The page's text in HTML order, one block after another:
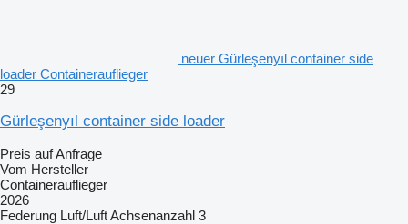
neuer Gürleşenyıl container side
loader Containerauflieger
29
Gürleşenyıl container side loader
Preis auf Anfrage
Vom Hersteller
Containerauflieger
2026
Federung Luft/LuftAchsenanzahl 3